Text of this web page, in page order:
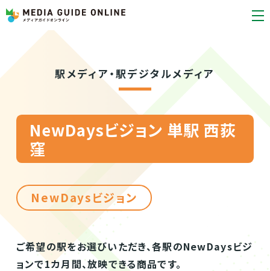
駅メディア・駅デジタルメディア
NewDaysビジョン 単駅 西荻
窪
NewDaysビジョン
ご希望の駅をお選びいただき、各駅のNewDaysビジ
ョンで1カ月間、放映できる商品です。